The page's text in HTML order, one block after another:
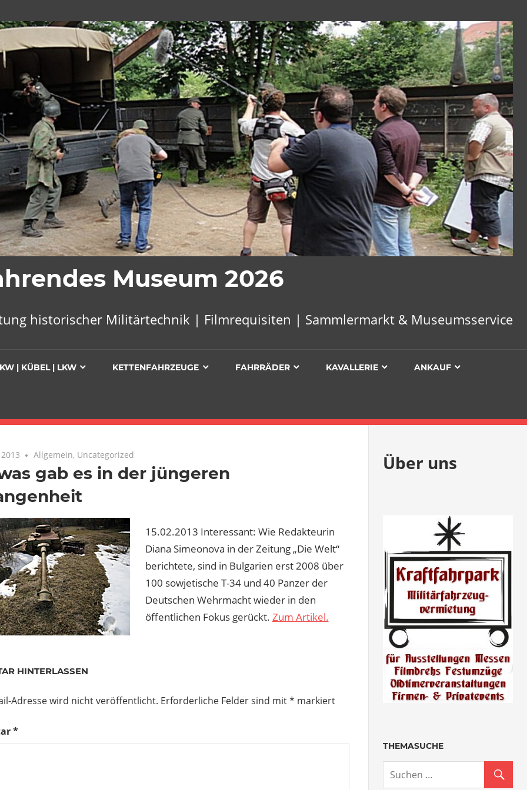
Museum 2026
historischer Militärtechnik | Filmrequisiten | Sammlermarkt & Museumsservice
| KÜBEL | LKW KETTENFAHRZEUGE FAHRRÄDER KAVALLERIE ANKAUF
Keine Kommentare
Allgemein, Uncategorized
gab es in der jüngeren
15.02.2013 Interessant: Wie Redakteurin
Diana Simeonova in der Zeitung „Die Welt“
berichtete, sind in Bulgarien erst 2008 über
100 sowjetische T-34 und 40 Panzer der
Deutschen Wehrmacht wieder in den
öffentlichen Fokus gerückt. Zum Artikel.
HINTERLASSEN
Adresse wird nicht veröffentlicht. Erforderliche Felder sind mit* markiert
*
Über uns
THEMASUCHE